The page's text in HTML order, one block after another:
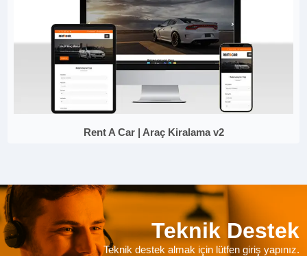
Rent A Car | Araç Kiralama v2
Teknik Destek
Teknik destek almak için lütfen giriş yapınız.